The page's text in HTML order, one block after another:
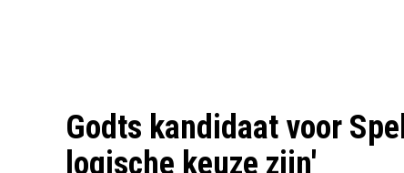
Godts kandidaat voor
logische keuze zijn'